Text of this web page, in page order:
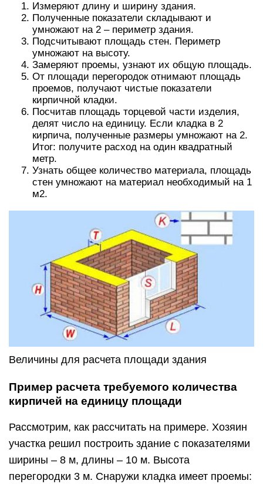
Измеряют длину и ширину здания.
Полученные показатели складывают и
умножают на 2 – периметр здания.
Подсчитывают площадь стен. Периметр
умножают на высоту.
Замеряют проемы, узнают их общую площадь.
От площади перегородок отнимают площадь
проемов, получают чистые показатели
кирпичной кладки.
Посчитав площадь торцевой части изделия,
делят число на единицу. Если кладка в 2
кирпича, полученные размеры умножают на 2.
Итог: получите расход на один квадратный
метр.
Узнать общее количество материала, площадь
стен умножают на материал необходимый на 1
м2.
Величины для расчета площади здания
Пример расчета требуемого количества
кирпичей на единицу площади
Рассмотрим, как рассчитать на примере. Хозяин
участка решил построить здание с показателями
ширины – 8 м, длины – 10 м. Высота
перегородки 3 м. Снаружи кладка имеет проемы: